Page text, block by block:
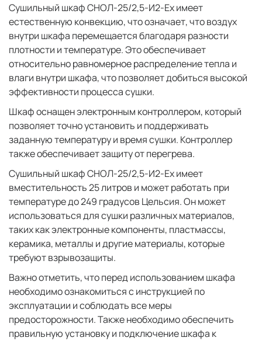
Сушильный шкаф СНОЛ-25/2,5-И2-Ех имеет
естественную конвекцию, что означает, что воздух
внутри шкафа перемещается благодаря разности
плотности и температуре. Это обеспечивает
относительно равномерное распределение тепла и
влаги внутри шкафа, что позволяет добиться высокой
эффективности процесса сушки.
Шкаф оснащен электронным контроллером, который
позволяет точно установить и поддерживать
заданную температуру и время сушки. Контроллер
также обеспечивает защиту от перегрева.
Сушильный шкаф СНОЛ-25/2,5-И2-Ех имеет
вместительность 25 литров и может работать при
температуре до 249 градусов Цельсия. Он может
использоваться для сушки различных материалов,
таких как электронные компоненты, пластмассы,
керамика, металлы и другие материалы, которые
требуют взрывозащиты.
Важно отметить, что перед использованием шкафа
необходимо ознакомиться с инструкцией по
эксплуатации и соблюдать все меры
предосторожности. Также необходимо обеспечить
правильную установку и подключение шкафа к